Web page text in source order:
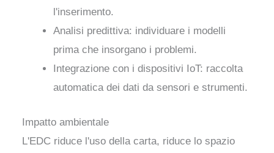
l'inserimento.
Analisi predittiva: individuare i modelli
prima che insorgano i problemi.
Integrazione con i dispositivi IoT: raccolta
automatica dei dati da sensori e strumenti.
Impatto ambientale
L'EDC riduce l'uso della carta, riduce lo spazio